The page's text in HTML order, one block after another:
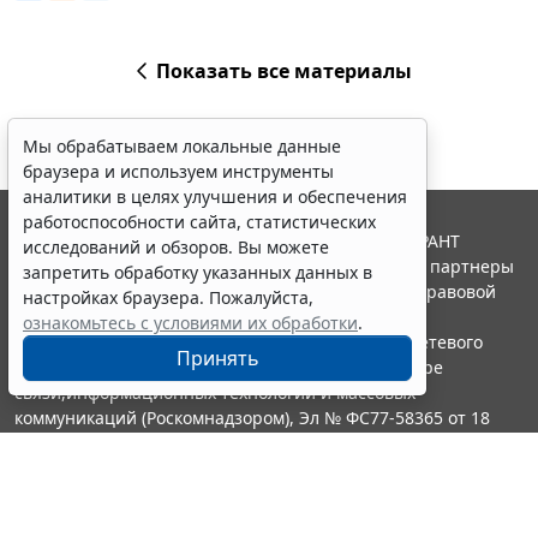
Показать все материалы
Мы обрабатываем локальные данные
браузера и используем инструменты
аналитики в целях улучшения и обеспечения
работоспособности сайта, статистических
исследований и обзоров. Вы можете
запретить обработку указанных данных в
настройках браузера. Пожалуйста,
ознакомьтесь с условиями их обработки.
Принять
© ООО "НПП "ГАРАНТ-СЕРВИС", 2026. Система ГАРАНТ
выпускается с 1990 года. Компания "Гарант" и ее партнеры
являются участниками Российской ассоциации правовой
информации ГАРАНТ.
Портал ГАРАНТ.РУ зарегистрирован в качестве сетевого
издания Федеральной службой по надзору в сфере
связи,информационных технологий и массовых
коммуникаций (Роскомнадзором), Эл № ФС77-58365 от 18